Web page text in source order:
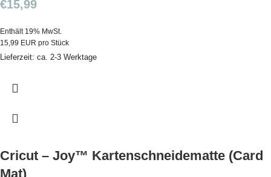
€15,99
Enthält 19% MwSt.
15,99 EUR pro Stück
Lieferzeit: ca. 2-3 Werktage
Cricut – Joy™ Kartenschneidematte (Card
Mat)